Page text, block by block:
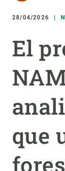
28/04/2026
El
que
INVESTIGACIÓN
CIENCIA EN
NOTICIAS Y